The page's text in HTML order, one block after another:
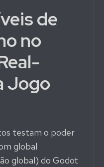
de
no
Jogo
testam o poder
global
global) do Godot